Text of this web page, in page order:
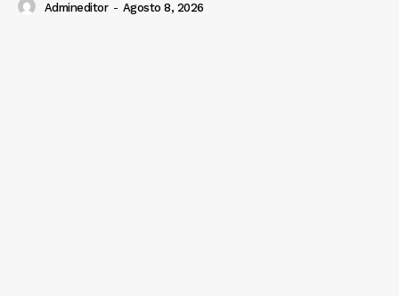
Admineditor - Agosto 8, 2026